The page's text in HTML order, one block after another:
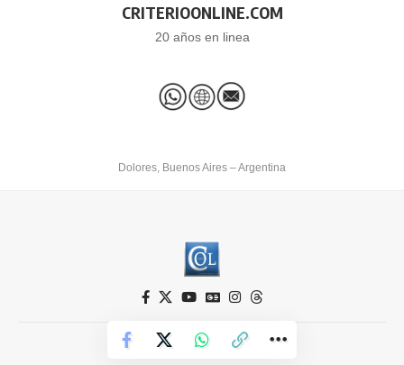
CRITERIOONLINE.COM
20 años en linea
Dolores, Buenos Aires – Argentina
Criterio Online © 2026